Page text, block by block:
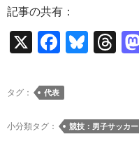
記事の共有：
X
F
e
b
o
Bl
y
T
ds
タグ： 代表
小分類タグ： 競技：男子サッカー